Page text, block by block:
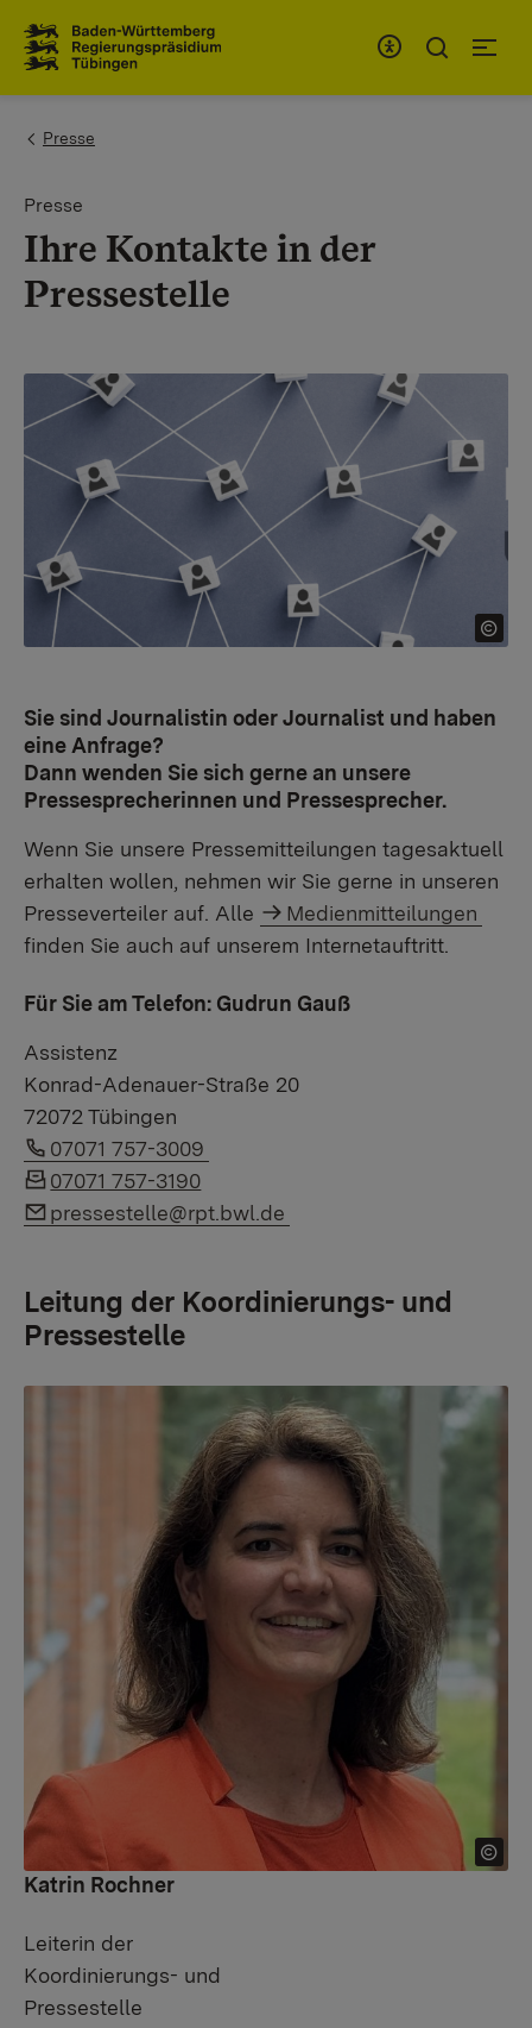
You are here:
Presse
Presse
Ihre Kontakte in der
Pressestelle
Sie sind Journalistin oder Journalist und haben
eine Anfrage?
Dann wenden Sie sich gerne an unsere
Pressesprecherinnen und Pressesprecher.
Wenn Sie unsere Pressemitteilungen tagesaktuell
erhalten wollen, nehmen wir Sie gerne in unseren
Presseverteiler auf. Alle
Medienmitteilungen
finden Sie auch auf unserem Internetauftritt.
Für Sie am Telefon: Gudrun Gauß
Assistenz
Konrad-Adenauer-Straße 20
72072 Tübingen
Link auf Telefonnummer:
07071 757-3009
07071 757-3190
Link auf E-Mail:
pressestelle@rpt.bwl.de
Leitung der Koordinierungs- und
Pressestelle
Katrin Rochner
Leiterin der
Koordinierungs- und
Pressestelle